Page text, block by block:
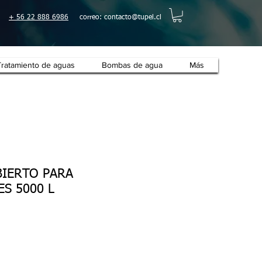
+ 56 22 888 6986 correo: contacto@tupel.cl
de aguas Bombas de agua Más
PARA
5000 L